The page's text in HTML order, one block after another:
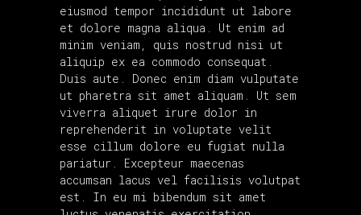
eiusmod tempor incididunt ut labore
et dolore magna aliqua. Ut enim ad
minim veniam, quis nostrud nisi ut
aliquip ex ea commodo consequat.
Duis aute. Donec enim diam vulputate
ut pharetra sit amet aliquam. Ut sem
viverra aliquet irure dolor in
reprehenderit in voluptate velit
esse cillum dolore eu fugiat nulla
pariatur. Excepteur maecenas
accumsan lacus vel facilisis volutpat
est. In eu mi bibendum sit amet